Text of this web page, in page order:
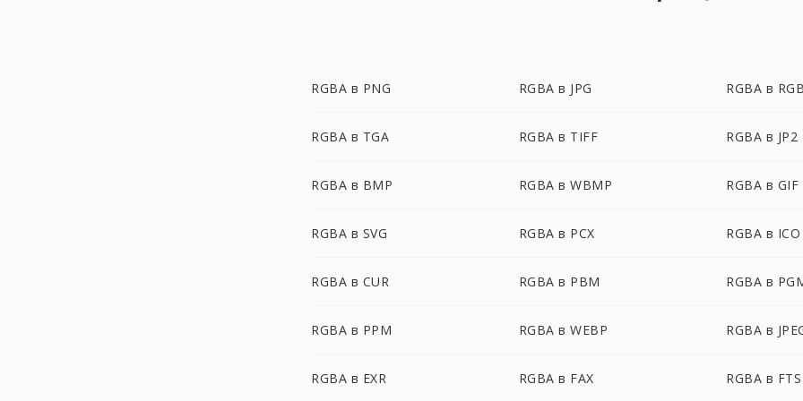
RGBA в PNG RGBA в JPG RGBA в RGB
RGBA в TGA RGBA в TIFF RGBA в JP2
RGBA в BMP RGBA в WBMP RGBA в GIF
RGBA в SVG RGBA в PCX RGBA в ICO
RGBA в CUR RGBA в PBM RGBA в
RGBA в PPM RGBA в WEBP RGBA в
RGBA в EXR RGBA в FAX RGBA в FTS